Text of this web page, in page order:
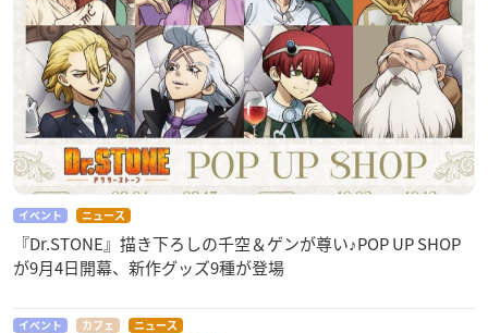
上井陽（うえいよう）：中島ヨシキ
花田仁姫（ニッキー・はなだにき）：種﨑敦美
ほか ※敬称略
イベント ニュース
『Dr.STONE』描き下ろしの千空＆ゲンが尊い♪POP UP SHOP
が9月4日開幕、新作グッズ9種が登場
イベント カフェ ニュース